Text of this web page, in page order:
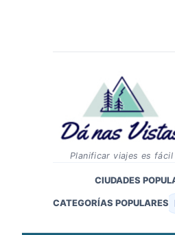
Planificar viajes es fácil
CIUDADES
CATEGORÍAS POPULARES